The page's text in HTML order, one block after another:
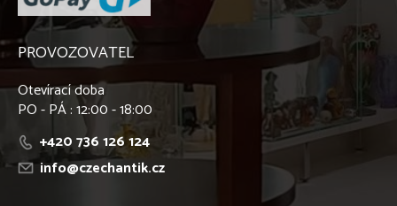
PROVOZOVATEL
Otevírací doba
PO - PÁ : 12:00 - 18:00
+420 736 126 124
info@czechantik.cz